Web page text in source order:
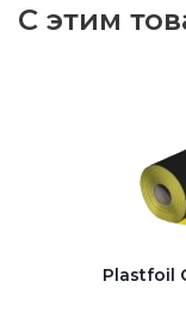
С этим
Plastfoil